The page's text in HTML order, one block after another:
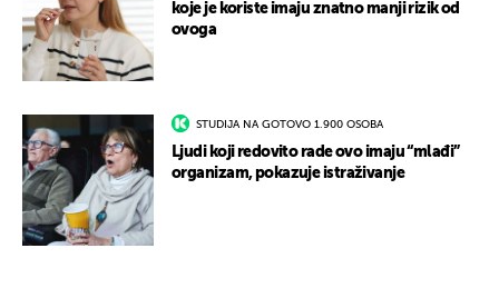
koje je koriste imaju znatno manji rizik od
ovoga
STUDIJA NA GOTOVO 1.900 OSOBA
Ljudi koji redovito rade ovo imaju “mlađi”
organizam, pokazuje istraživanje